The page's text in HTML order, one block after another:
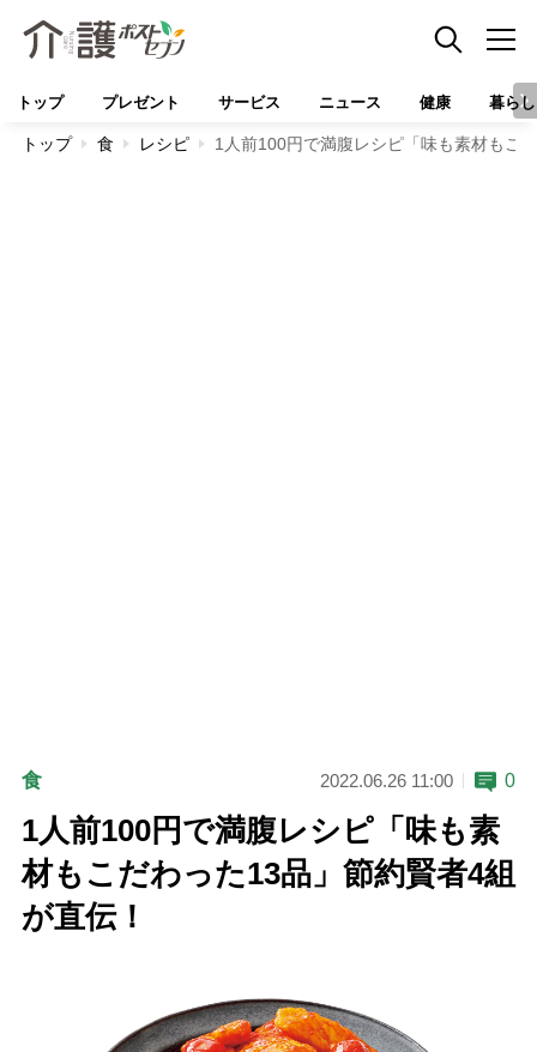
トップ プレゼント サービス ニュース 健康 暮らし
トップ 食 レシピ 1人前100円で満腹レシピ「味も素材もこ
食 2022.06.26 11:00 0
1人前100円で満腹レシピ「味も素
材もこだわった13品」節約賢者4組
が直伝！